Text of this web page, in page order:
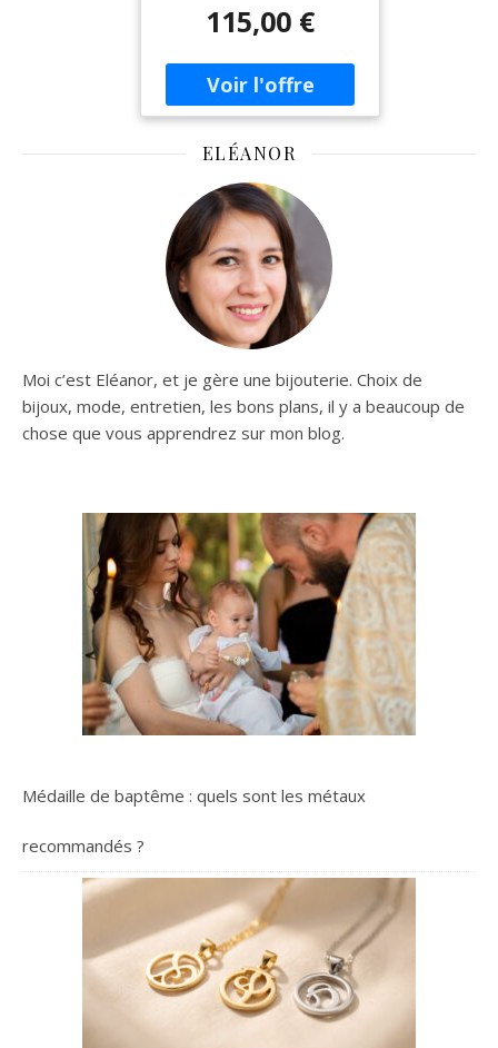
finition satinée mesure 16
mm de diamètre pour un
poids de 3,10 gramme(s).
Fabrication Française.
Gravure personnalisée
115,00 €
ELÉANOR
Moi c’est Eléanor, et je gère une bijouterie. Choix de
bijoux, mode, entretien, les bons plans, il y a beaucoup de
chose que vous apprendrez sur mon blog.
Médaille de baptême : quels sont les métaux
recommandés ?